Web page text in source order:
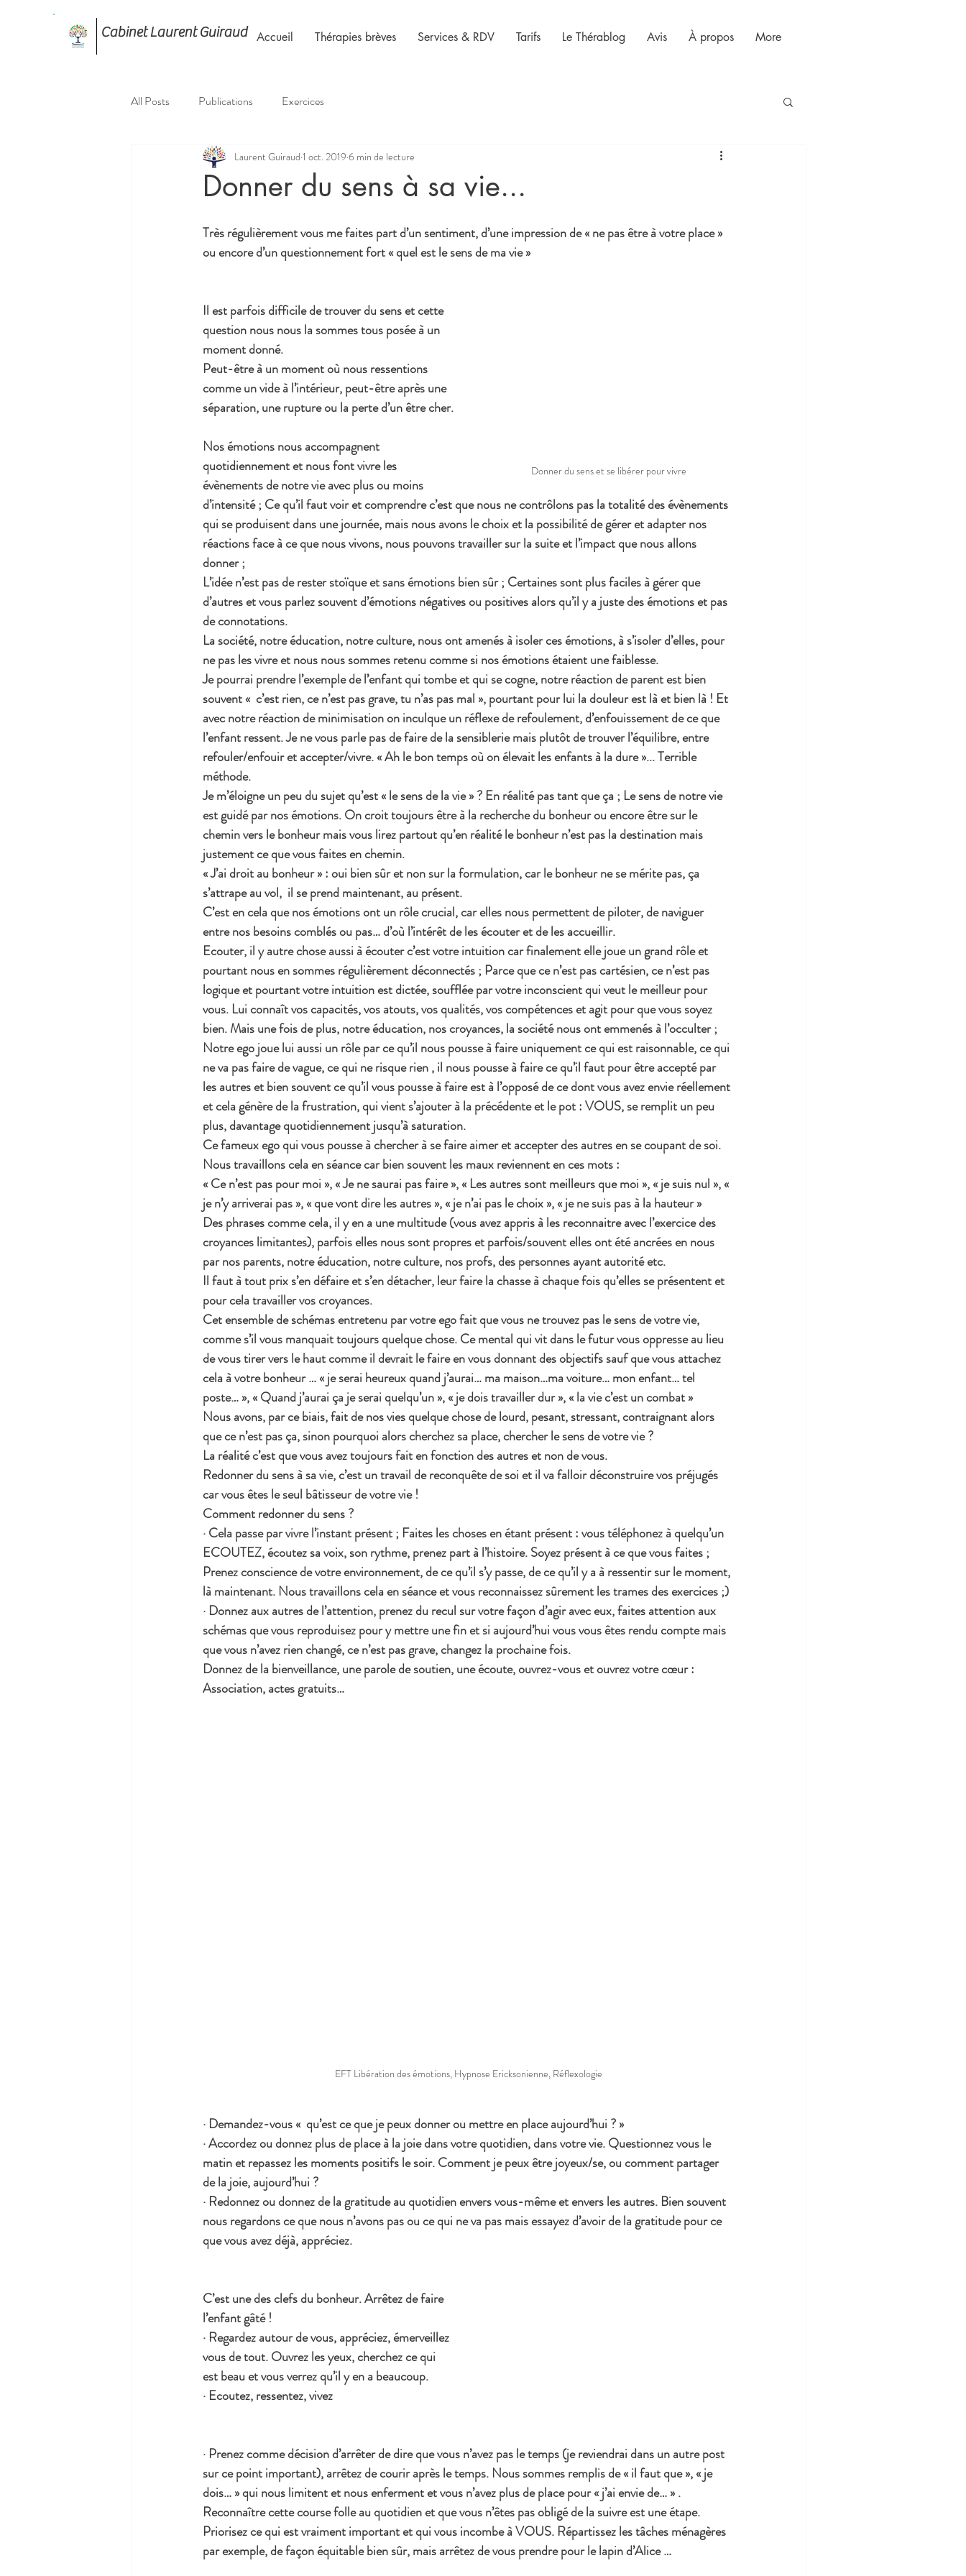
Cabinet Laurent Guiraud Accueil Thérapies brèves Services & RDV Tarifs Le Thérablog Avis À propos More
All Posts Publications Exercices
Donner du sens à sa vie...
Laurent Guiraud 1 oct. 2019 6 min de lecture
Très régulièrement vous me faites part d’un sentiment, d’une impression de « ne pas être à votre place »
ou encore d’un questionnement fort « quel est le sens de ma vie »
Donner du sens et se libérer pour vivre
Il est parfois difficile de trouver du sens et cette
question nous nous la sommes tous posée à un
moment donné.
Peut-être à un moment où nous ressentions
comme un vide à l’intérieur, peut-être après une
séparation, une rupture ou la perte d’un être cher.
Nos émotions nous accompagnent
quotidiennement et nous font vivre les
évènements de notre vie avec plus ou moins
d’intensité ; Ce qu’il faut voir et comprendre c’est que nous ne contrôlons pas la totalité des évènements
qui se produisent dans une journée, mais nous avons le choix et la possibilité de gérer et adapter nos
réactions face à ce que nous vivons, nous pouvons travailler sur la suite et l’impact que nous allons
donner ;
L’idée n’est pas de rester stoïque et sans émotions bien sûr ; Certaines sont plus faciles à gérer que
d’autres et vous parlez souvent d’émotions négatives ou positives alors qu’il y a juste des émotions et pas
de connotations.
La société, notre éducation, notre culture, nous ont amenés à isoler ces émotions, à s’isoler d’elles, pour
ne pas les vivre et nous nous sommes retenu comme si nos émotions étaient une faiblesse.
Je pourrai prendre l’exemple de l’enfant qui tombe et qui se cogne, notre réaction de parent est bien
souvent «  c’est rien, ce n’est pas grave, tu n’as pas mal », pourtant pour lui la douleur est là et bien là ! Et
avec notre réaction de minimisation on inculque un réflexe de refoulement, d’enfouissement de ce que
l’enfant ressent. Je ne vous parle pas de faire de la sensiblerie mais plutôt de trouver l’équilibre, entre
refouler/enfouir et accepter/vivre. « Ah le bon temps où on élevait les enfants à la dure »... Terrible
méthode.
Je m’éloigne un peu du sujet qu’est « le sens de la vie » ? En réalité pas tant que ça ; Le sens de notre vie
est guidé par nos émotions. On croit toujours être à la recherche du bonheur ou encore être sur le
chemin vers le bonheur mais vous lirez partout qu’en réalité le bonheur n’est pas la destination mais
justement ce que vous faites en chemin.
« J’ai droit au bonheur » : oui bien sûr et non sur la formulation, car le bonheur ne se mérite pas, ça
s’attrape au vol,  il se prend maintenant, au présent.
C’est en cela que nos émotions ont un rôle crucial, car elles nous permettent de piloter, de naviguer
entre nos besoins comblés ou pas… d’où l’intérêt de les écouter et de les accueillir.
Ecouter, il y autre chose aussi à écouter c’est votre intuition car finalement elle joue un grand rôle et
pourtant nous en sommes régulièrement déconnectés ; Parce que ce n’est pas cartésien, ce n’est pas
logique et pourtant votre intuition est dictée, soufflée par votre inconscient qui veut le meilleur pour
vous. Lui connaît vos capacités, vos atouts, vos qualités, vos compétences et agit pour que vous soyez
bien. Mais une fois de plus, notre éducation, nos croyances, la société nous ont emmenés à l’occulter ;
Notre ego joue lui aussi un rôle par ce qu’il nous pousse à faire uniquement ce qui est raisonnable, ce qui
ne va pas faire de vague, ce qui ne risque rien , il nous pousse à faire ce qu’il faut pour être accepté par
les autres et bien souvent ce qu’il vous pousse à faire est à l’opposé de ce dont vous avez envie réellement
et cela génère de la frustration, qui vient s’ajouter à la précédente et le pot : VOUS, se remplit un peu
plus, davantage quotidiennement jusqu’à saturation.
Ce fameux ego qui vous pousse à chercher à se faire aimer et accepter des autres en se coupant de soi.
Nous travaillons cela en séance car bien souvent les maux reviennent en ces mots :
« Ce n’est pas pour moi », « Je ne saurai pas faire », « Les autres sont meilleurs que moi », « je suis nul », «
je n’y arriverai pas », « que vont dire les autres », « je n’ai pas le choix », « je ne suis pas à la hauteur »
Des phrases comme cela, il y en a une multitude (vous avez appris à les reconnaitre avec l’exercice des
croyances limitantes), parfois elles nous sont propres et parfois/souvent elles ont été ancrées en nous
par nos parents, notre éducation, notre culture, nos profs, des personnes ayant autorité etc.
Il faut à tout prix s’en défaire et s’en détacher, leur faire la chasse à chaque fois qu’elles se présentent et
pour cela travailler vos croyances.
Cet ensemble de schémas entretenu par votre ego fait que vous ne trouvez pas le sens de votre vie,
comme s’il vous manquait toujours quelque chose. Ce mental qui vit dans le futur vous oppresse au lieu
de vous tirer vers le haut comme il devrait le faire en vous donnant des objectifs sauf que vous attachez
cela à votre bonheur … « je serai heureux quand j’aurai… ma maison…ma voiture… mon enfant… tel
poste… », « Quand j’aurai ça je serai quelqu’un », « je dois travailler dur », « la vie c’est un combat »
Nous avons, par ce biais, fait de nos vies quelque chose de lourd, pesant, stressant, contraignant alors
que ce n’est pas ça, sinon pourquoi alors cherchez sa place, chercher le sens de votre vie ?
La réalité c’est que vous avez toujours fait en fonction des autres et non de vous.
Redonner du sens à sa vie, c’est un travail de reconquête de soi et il va falloir déconstruire vos préjugés
car vous êtes le seul bâtisseur de votre vie !
Comment redonner du sens ?
· Cela passe par vivre l’instant présent ; Faites les choses en étant présent : vous téléphonez à quelqu’un
ECOUTEZ, écoutez sa voix, son rythme, prenez part à l’histoire. Soyez présent à ce que vous faites ;
Prenez conscience de votre environnement, de ce qu’il s’y passe, de ce qu’il y a à ressentir sur le moment,
là maintenant. Nous travaillons cela en séance et vous reconnaissez sûrement les trames des exercices ;)
· Donnez aux autres de l’attention, prenez du recul sur votre façon d’agir avec eux, faites attention aux
schémas que vous reproduisez pour y mettre une fin et si aujourd’hui vous vous êtes rendu compte mais
que vous n’avez rien changé, ce n’est pas grave, changez la prochaine fois.
Donnez de la bienveillance, une parole de soutien, une écoute, ouvrez-vous et ouvrez votre cœur :
Association, actes gratuits…
EFT Libération des émotions, Hypnose Ericksonienne, Réflexologie
· Demandez-vous «  qu’est ce que je peux donner ou mettre en place aujourd’hui ? »
· Accordez ou donnez plus de place à la joie dans votre quotidien, dans votre vie. Questionnez vous le
matin et repassez les moments positifs le soir. Comment je peux être joyeux/se, ou comment partager
de la joie, aujourd’hui ?
· Redonnez ou donnez de la gratitude au quotidien envers vous-même et envers les autres. Bien souvent
nous regardons ce que nous n’avons pas ou ce qui ne va pas mais essayez d’avoir de la gratitude pour ce
que vous avez déjà, appréciez.
C’est une des clefs du bonheur. Arrêtez de faire
l’enfant gâté !
· Regardez autour de vous, appréciez, émerveillez
vous de tout. Ouvrez les yeux, cherchez ce qui
est beau et vous verrez qu’il y en a beaucoup.
· Ecoutez, ressentez, vivez
· Prenez comme décision d’arrêter de dire que vous n’avez pas le temps (je reviendrai dans un autre post
sur ce point important), arrêtez de courir après le temps. Nous sommes remplis de « il faut que », « je
dois… » qui nous limitent et nous enferment et vous n’avez plus de place pour « j’ai envie de… » .
Reconnaître cette course folle au quotidien et que vous n’êtes pas obligé de la suivre est une étape.
Priorisez ce qui est vraiment important et qui vous incombe à VOUS. Répartissez les tâches ménagères
par exemple, de façon équitable bien sûr, mais arrêtez de vous prendre pour le lapin d’Alice …